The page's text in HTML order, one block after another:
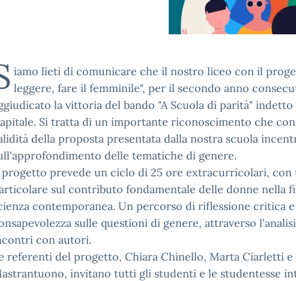
iamo lieti di comunicare che il nostro liceo con il
leggere, fare il femminile", per il secondo anno
la vittoria del bando "A Scuola di parità" indetto
Si tratta di un importante riconoscimento che
della proposta presentata dalla nostra scuola
delle tematiche di genere.
prevede un ciclo di 25 ore extracurricolari, con
sul contributo fondamentale delle donne nella
contemporanea. Un percorso di riflessione critica e
sulle questioni di genere, attraverso
con autori.
referenti del progetto, Chiara Chinello, Marta Ciarletti e
invitano tutti gli studenti e le studentesse